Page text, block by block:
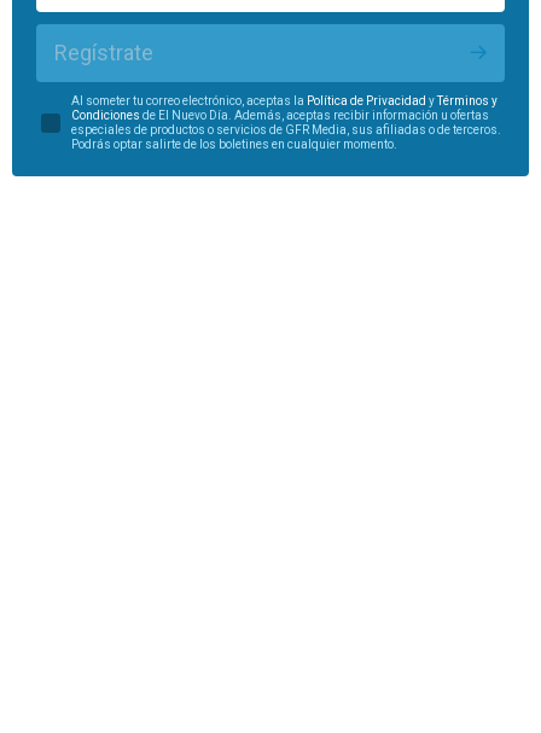
Regístrate
Al someter tu correo electrónico, aceptas la Política de Privacidad yTérminos y
Condiciones de El Nuevo Día. Además, aceptas recibir información u ofertas
especiales de productos o servicios de GFR Media, sus afiliadas o de terceros.
Podrás optar salirte de los boletines en cualquier momento.